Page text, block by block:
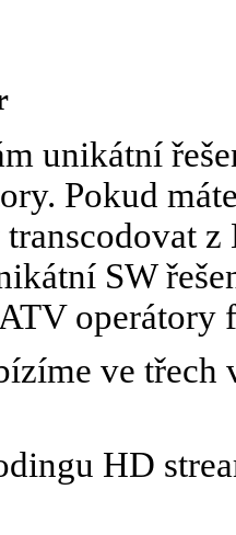
unikátní
Pokud
SW
operátory
ve třech
HD